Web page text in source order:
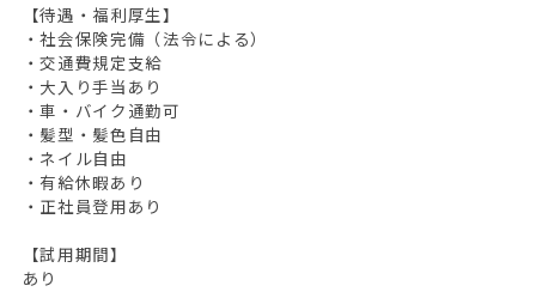
【待遇・福利厚生】
・社会保険完備（法令による）
・交通費規定支給
・大入り手当あり
・車・バイク通勤可
・髪型・髪色自由
・ネイル自由
・有給休暇あり
・正社員登用あり
【試用期間】
あり